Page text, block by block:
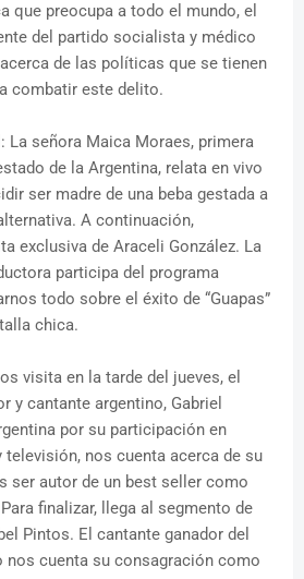
que preocupa a todo el mundo, el
del partido socialista y médico
de las políticas que se tienen
combatir este delito.
La señora Maica Moraes, primera
de la Argentina, relata en vivo
ser madre de una beba gestada a
A continuación,
exclusiva de Araceli González. La
participa del programa
todo sobre el éxito de “Guapas”
chica.
visita en la tarde del jueves, el
y cantante argentino, Gabriel
por su participación en
televisión, nos cuenta acerca de su
ser autor de un best seller como
finalizar, llega al segmento de
Pintos. El cantante ganador del
nos cuenta su consagración como